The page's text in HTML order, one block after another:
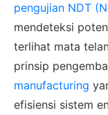
pengujian NDT
mendeteksi
terlihat mata
prinsip
manufacturing
efisiensi sistem